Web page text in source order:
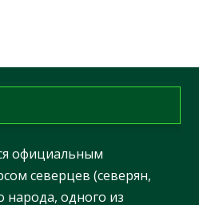
официальным
северцев (северян,
народа, одного из